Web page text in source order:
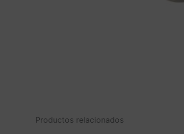
Productos relacionados